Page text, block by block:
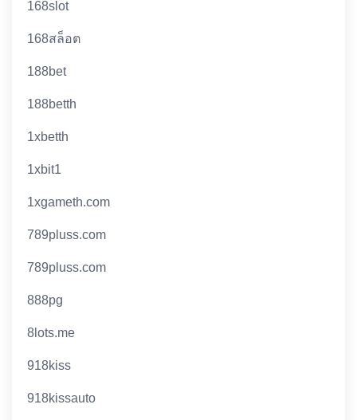
168slot
168สล็อต
188bet
188betth
1xbetth
1xbit1
1xgameth.com
789pluss.com
789pluss.com
888pg
8lots.me
918kiss
918kissauto